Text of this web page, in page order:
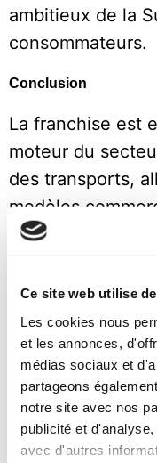
Ce site web utilise
Les cookies nous
et les annonces,
médias sociaux et
partageons
notre site avec nos
publicité et
avec d'autres
ambitieux de la
consommateurs.
Conclusion
La franchise est
moteur du
des transports,
modèles
transitaires et
Suède offre un
développement
grâce à la
Lancez-vous
avec MBE